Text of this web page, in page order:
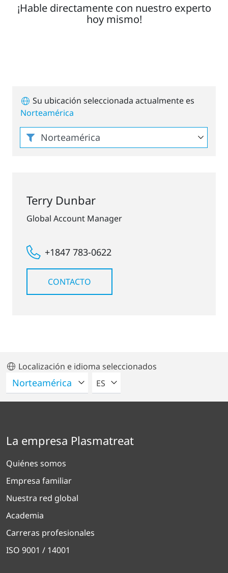
¡Hable directamente con nuestro experto
hoy mismo!
Su ubicación seleccionada actualmente es
Norteamérica
Terry Dunbar
Global Account Manager
+1847 783-0622
CONTACTO
Localización e idioma seleccionados
POR FAVOR SELECCIONE UN
ES
La empresa Plasmatreat
Quiénes somos
Empresa familiar
Nuestra red global
Academia
Carreras profesionales
ISO 9001 / 14001